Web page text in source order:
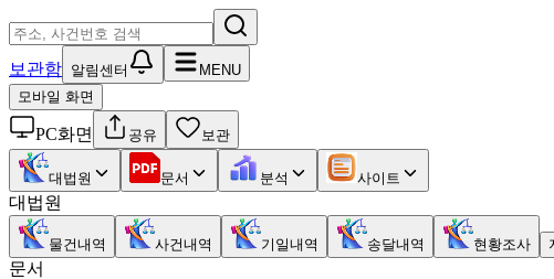
보관함 알림센터
MENU
모바일 화면
PC화면 공유 보관
대법원 문서 분석 사이트
대법원
물건내역 사건내역 기일내역 송달내역 현황조사
문서